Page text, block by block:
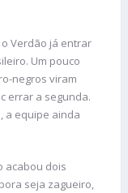
Verdão já entrar
Um pouco
negros viram
errar a segunda.
a equipe ainda
acabou dois
seja zagueiro,